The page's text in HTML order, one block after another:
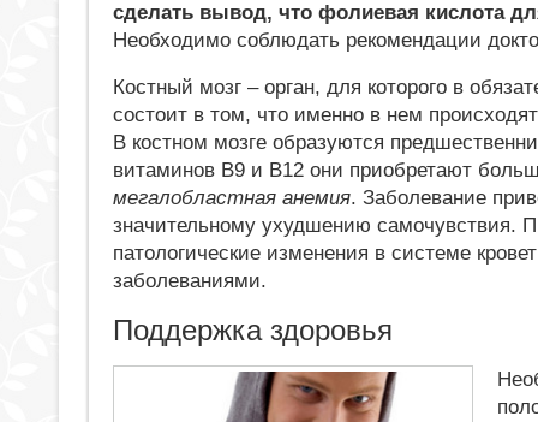
сделать вывод, что фолиевая кислота
Необходимо соблюдать рекомендации
Костный мозг – орган, для которого в
состоит в том, что именно в нем
В костном мозге образуются
витаминов В9 и В12 они приобретают
мегалобластная анемия. Заболевание
значительному ухудшению самочувствия.
патологические изменения в системе
заболеваниями.
Поддержка здоровья